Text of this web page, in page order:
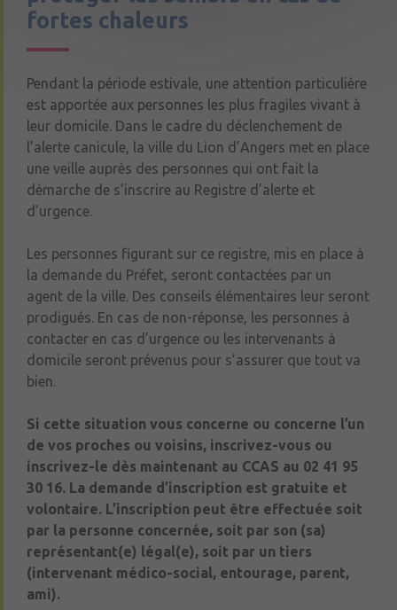
fortes chaleurs
Pendant la période estivale, une attention particulière
est apportée aux personnes les plus fragiles vivant à
leur domicile. Dans le cadre du déclenchement de
l’alerte canicule, la ville du Lion d’Angers met en place
une veille auprès des personnes qui ont fait la
démarche de s’inscrire au Registre d’alerte et
d’urgence.
Les personnes figurant sur ce registre, mis en place à
la demande du Préfet, seront contactées par un
agent de la ville. Des conseils élémentaires leur seront
prodigués. En cas de non-réponse, les personnes à
contacter en cas d’urgence ou les intervenants à
domicile seront prévenus pour s’assurer que tout va
bien.
Si cette situation vous concerne ou concerne l’un
de vos proches ou voisins, inscrivez-vous ou
inscrivez-le dès maintenant au CCAS au 02 41 95
30 16. La demande d’inscription est gratuite et
volontaire. L’inscription peut être effectuée soit
par la personne concernée, soit par son (sa)
représentant(e) légal(e), soit par un tiers
(intervenant médico-social, entourage, parent,
ami).